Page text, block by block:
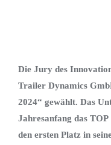
Die Jury des
Trailer Dynamics
2024“ gewählt. Das
Jahresanfang das
den ersten Platz in